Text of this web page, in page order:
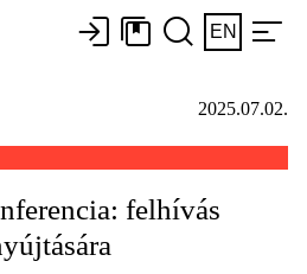
EN
2025.07.02.
felhívás